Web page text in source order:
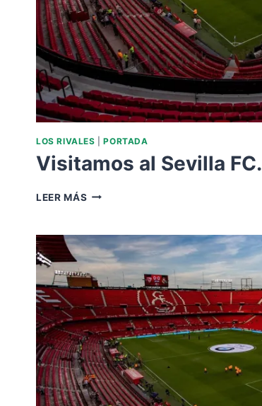
LOS RIVALES |PORTADA
Visitamos al Sevilla FC.
LEER MÁS VISITAMOS
FC.